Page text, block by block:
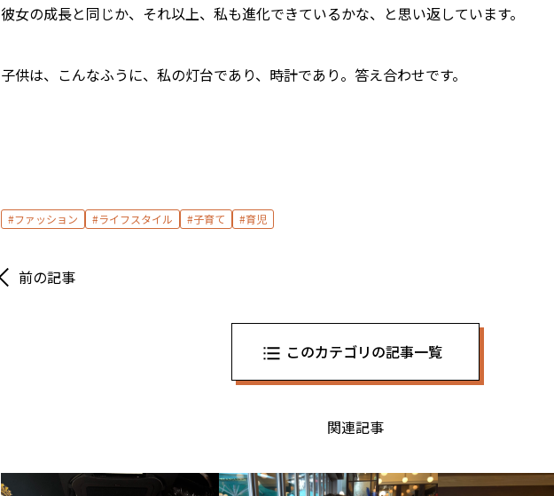
彼女の成長と同じか、それ以上、私も進化できているかな、と思い返しています。
子供は、こんなふうに、私の灯台であり、時計であり。答え合わせです。
ファッション ライフスタイル 子育て 育児
前の記事
このカテゴリの記事一覧
関連記事